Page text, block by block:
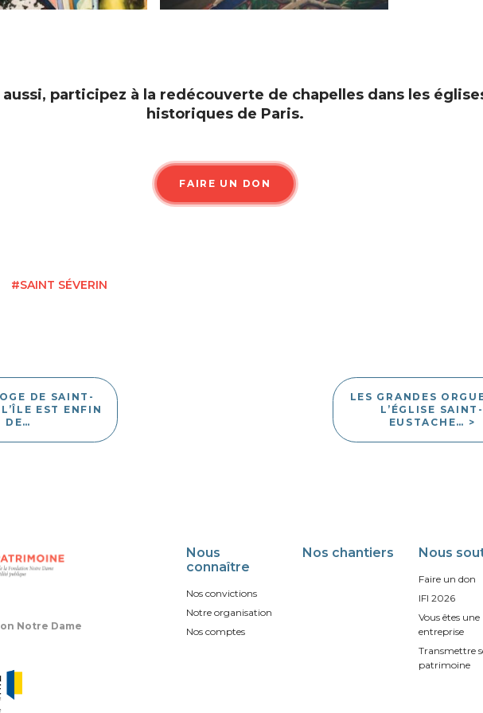
aussi, participez à la redécouverte de chapelles dans les
historiques de Paris.
FAIRE UN DON
#SAINT SÉVERIN
DE SAINT-
EST ENFIN
DE…
LES GRANDES
L’ÉGLISE SAINT-
EUSTACHE… >
Notre Dame
Nous
connaître
Nos convictions
Notre organisation
Nos comptes
Nos chantiers Nous
Faire un don
IFI 2026
Vous êtes une
entreprise
Transmettre
patrimoine